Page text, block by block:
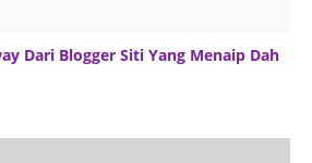
Dari Blogger Siti Yang Menaip Dah